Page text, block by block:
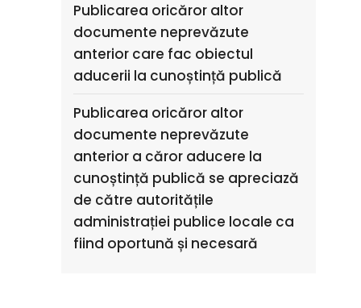
Publicarea oricăror altor
documente neprevăzute
anterior care fac obiectul
aducerii la cunoștință publică
Publicarea oricăror altor
documente neprevăzute
anterior a căror aducere la
cunoștință publică se apreciază
de către autoritățile
administrației publice locale ca
fiind oportună și necesară